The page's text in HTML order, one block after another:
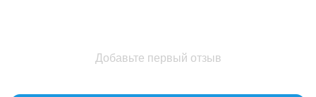
Добавьте первый отзыв